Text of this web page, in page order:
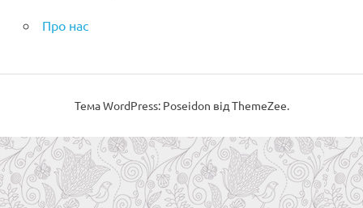
Про нас
Тема WordPress: Poseidon від ThemeZee.